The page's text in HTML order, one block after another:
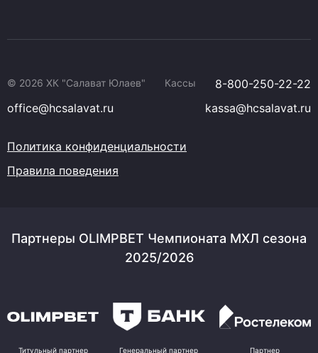
© 2026 ХК "Салават Юлаев" Кассы
8-800-250-22-22
office@hcsalavat.ru
kassa@hcsalavat.ru
Политика конфиденциальности
Правила поведения
Партнеры OLIMPBET Чемпионата МХЛ сезона
2025/2026
Титульный партнер Генеральный партнер Партнер